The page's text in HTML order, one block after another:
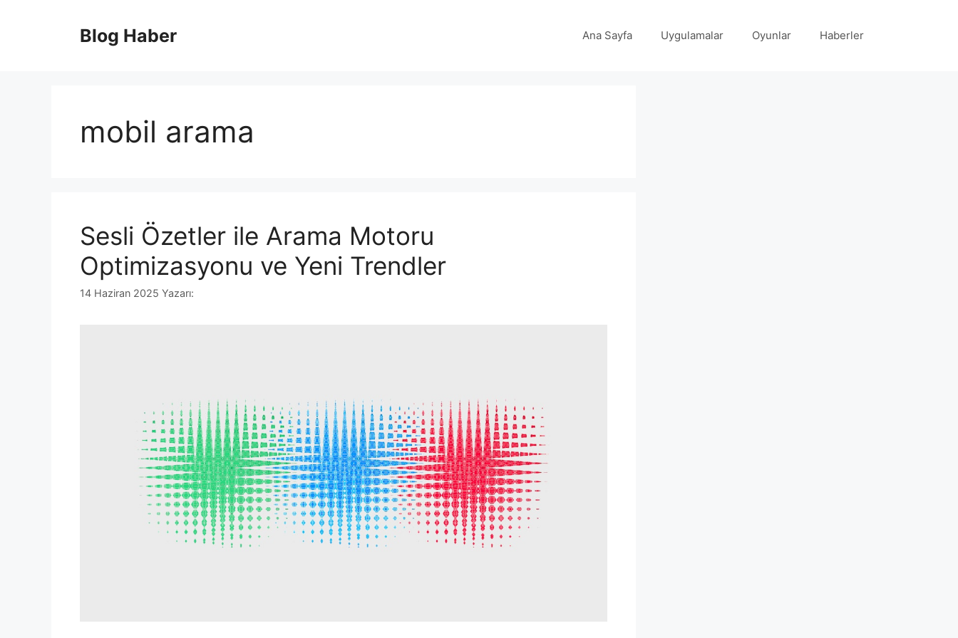
Blog Haber Ana Sayfa Uygulamalar Oyunlar Haberler
mobil arama
Sesli Özetler ile Arama Motoru
Optimizasyonu ve Yeni Trendler
14 Haziran 2025 Yazarı: